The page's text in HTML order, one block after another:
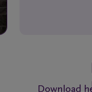
Download